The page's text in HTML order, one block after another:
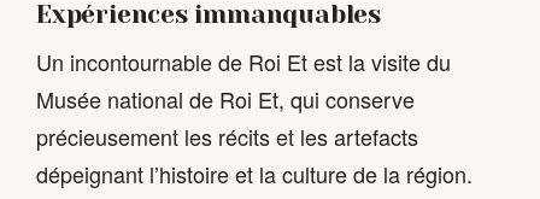
Expériences immanquables
Un incontournable de Roi Et est la visite du
Musée national de Roi Et, qui conserve
précieusement les récits et les artefacts
dépeignant l’histoire et la culture de la région.